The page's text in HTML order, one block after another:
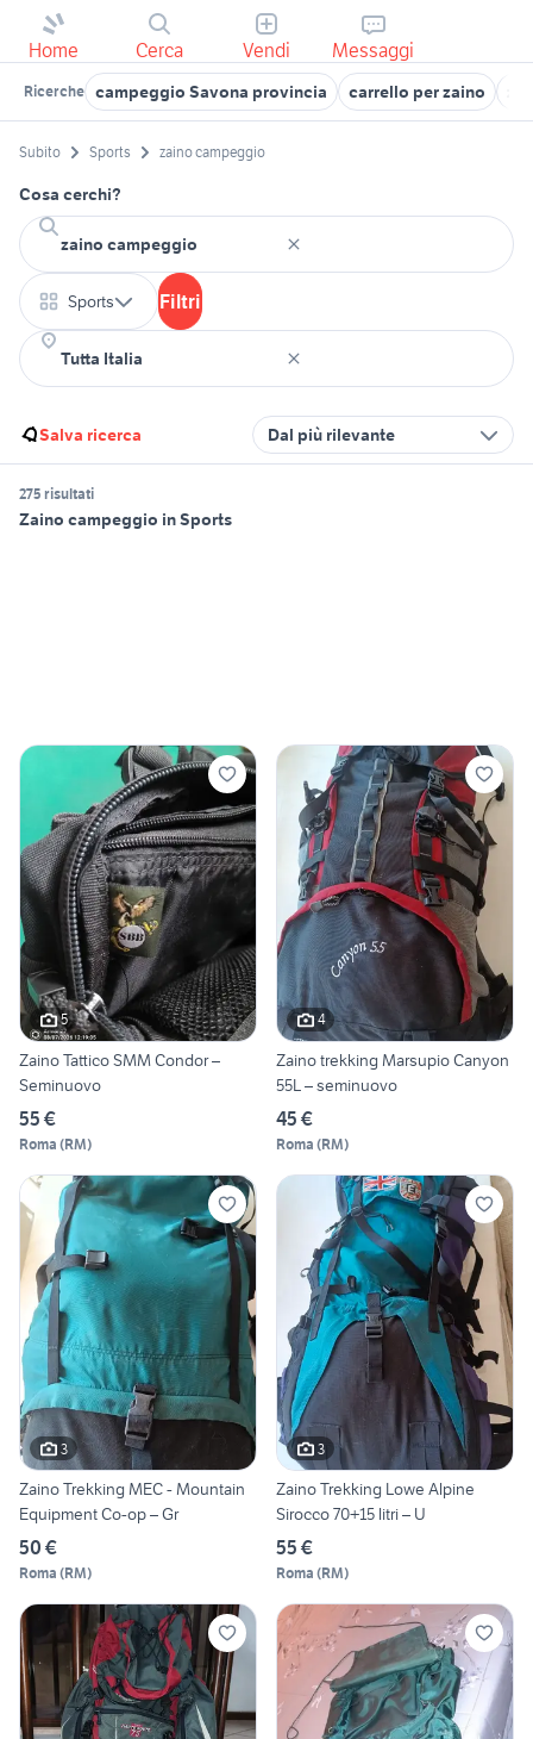
Home Cerca Vendi Messaggi
Ricerche campeggio Savona provincia carrello per zaino
Subito Sports zaino campeggio
Cosa cerchi?
Sports Filtri
Salva ricerca Dal più rilevante
275 risultati
Zaino campeggio in Sports
5
Zaino Tattico SMM Condor –
Seminuovo
55 €
Roma (RM)
4
Zaino trekking Marsupio Canyon
55L – seminuovo
45 €
Roma (RM)
3
Zaino Trekking MEC - Mountain
Equipment Co-op – Gr
50 €
Roma (RM)
3
Zaino Trekking Lowe Alpine
Sirocco 70+15 litri – U
55 €
Roma (RM)